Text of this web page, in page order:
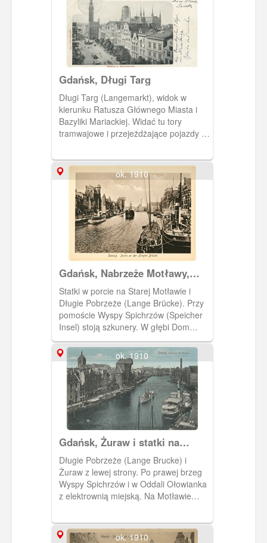
Gdańsk, Długi Targ
Długi Targ (Langemarkt), widok w
kierunku Ratusza Głównego Miasta i
Bazyliki Mariackiej. Widać tu tory
tramwajowe i przejeżdżające pojazdy i
ok. 1910
Gdańsk, Nabrzeże Motławy,
widok z Zielonego Mostu
Statki w porcie na Starej Motławie i
Długie Pobrzeże (Lange Brücke). Przy
pomoście Wyspy Spichrzów (Speicher
Insel) stoją szkunery. W głębi Dom
przyrodników i Żuraw. Fotografia
pochodzi z albumu "Danzig und
Umgebung in Bildern".
ok. 1910
Gdańsk, Żuraw i statki na
Motławie
Długie Pobrzeże (Lange Brucke) i
Żuraw z lewej strony. Po prawej brzeg
Wyspy Spichrzów i w Oddali Ołowianka
z elektrownią miejską. Na Motławie
ok. 1910